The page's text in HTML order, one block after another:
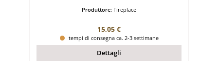
Produttore: Fireplace
Prezzo normale:
15,05 €
tempi di consegna ca. 2-3 settimane
Dettagli